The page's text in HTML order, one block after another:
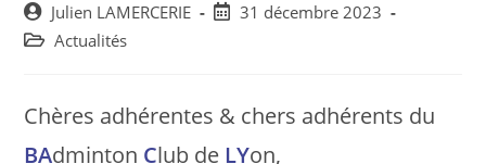
Post
author:
Julien LAMERCERIE
Post31 décembre 2023
Post Actualités
Chères adhérentes & chers adhérents du
BAdminton Club de LYon,